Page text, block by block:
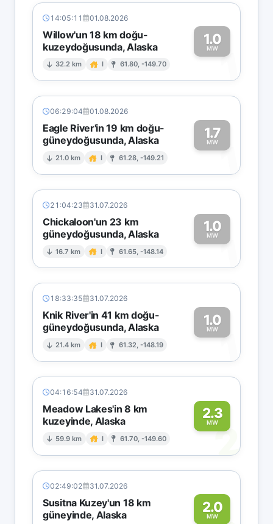
14:05:11 01.08.2026
Willow'un 18 km doğu-
kuzeydoğusunda, Alaska
32.2 km I 61.80, -149.70
1.0
MW1
06:29:04 01.08.2026
Eagle River'in 19 km doğu-
güneydoğusunda, Alaska
21.0 km I 61.28, -149.21
1.7
MW1
21:04:23 31.07.2026
Chickaloon'un 23 km
güneydoğusunda, Alaska
16.7 km I 61.65, -148.14
1.0
MW1
18:33:35 31.07.2026
Knik River'in 41 km doğu-
güneydoğusunda, Alaska
21.4 km I 61.32, -148.19
1.0
MW1
04:16:54 31.07.2026
Meadow Lakes'in 8 km
kuzeyinde, Alaska
59.9 km I 61.70, -149.60
2.3
MW2
02:49:02 31.07.2026
Susitna Kuzey'un 18 km
güneyinde, Alaska
2.0
MW